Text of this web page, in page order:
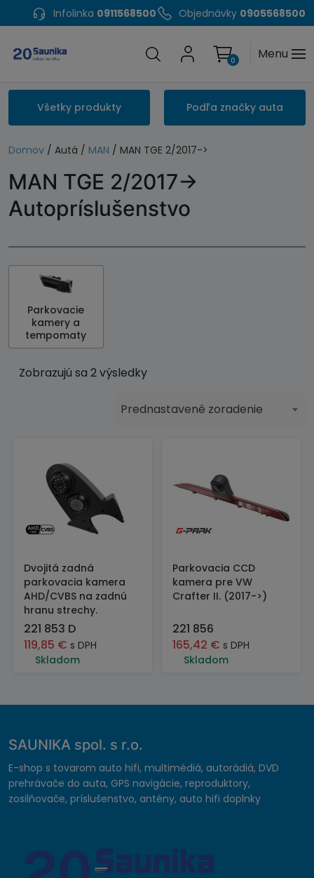
Infolinka 0911568500 Objednávky 0905568500
Menu
0
Všetky produkty Podľa značky auta
Domov / Autá / MAN / MAN TGE 2/2017->
MAN TGE 2/2017->
Autopríslušenstvo
Parkovacie
kamery a
tempomaty
Zobrazujú sa 2 výsledky
Prednastavené zoradenie
Dvojitá zadná
parkovacia kamera
AHD/CVBS na zadnú
hranu strechy.
221 853 D
119,85 € s DPH
Skladom
Parkovacia CCD
kamera pre VW
Crafter II. (2017->)
221 856
165,42 € s DPH
Skladom
SAUNIKA spol. s r.o.
E-shop s tovarom auto hifi, multimédiá, autorádiá, DVD
prehrávače do auta, GPS navigácie, reproduktory,
zosilňovače, príslušenstvo, antény, auto hifi doplnky